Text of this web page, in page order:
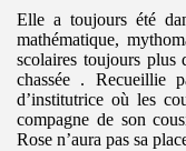
Elle a toujours été
mathématique,
scolaires toujours plus
chassée . Recueillie
d’institutrice où les
compagne de son
Rose n’aura pas sa